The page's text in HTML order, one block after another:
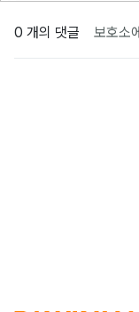
0 개의 댓글 보호소